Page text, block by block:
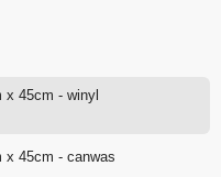
x 45cm - winyl
x 45cm - canwas